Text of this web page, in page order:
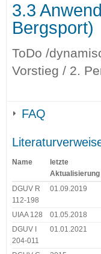
3.3
Bergsport)
ToDo /
Vorstieg / 2.
FAQ
Name
letzte
Aktualisierung
DGUV R
112-198
01.09.2019
UIAA 128 01.05.2018
DGUV I
204-011
01.01.2021